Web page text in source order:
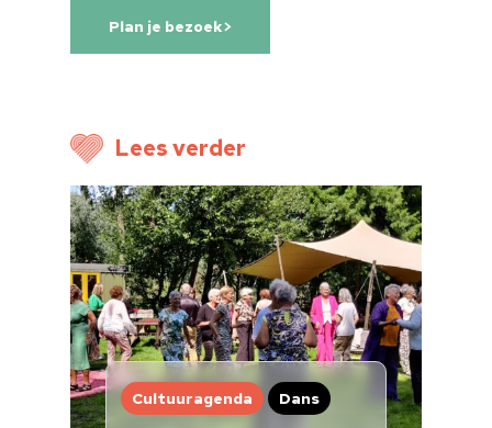
Plan je bezoek>
Lees verder
Cultuuragenda Dans